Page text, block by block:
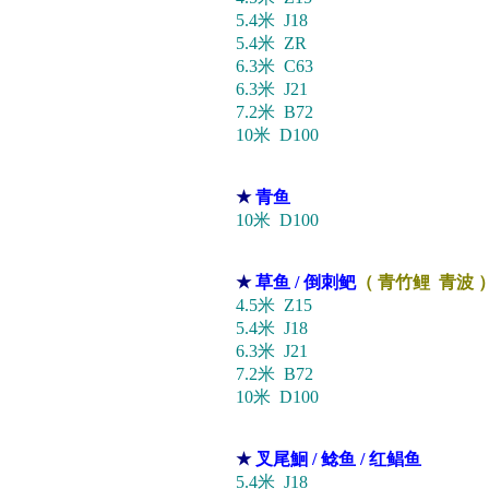
5.4米 J18
5.4米 ZR
6.3米 C63
6.3米 J21
7.2米 B72
10米 D100
★青鱼
10米 D100
★草鱼 / 倒刺鲃（ 青竹鲤 青波
4.5米 Z15
5.4米 J18
6.3米 J21
7.2米 B72
10米 D100
★ 叉尾鮰 / 鲶鱼 / 红鲳鱼
5.4米 J18